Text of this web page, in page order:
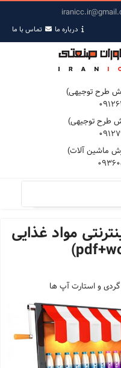
درباره ما تمـاس با ما
طرح توجیهی)
طرح توجیهی)
ماشین آلات)
مواد غذایی
و استارت آپ ها